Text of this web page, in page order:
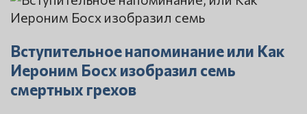
Вступительное напоминание или Как
Иероним Босх изобразил семь
смертных грехов